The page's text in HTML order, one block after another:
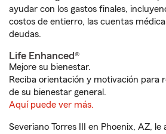
ayudar con los gastos finales,
costos de entierro, las cuentas
deudas.
Life Enhanced®
Mejore su bienestar.
Reciba orientación y motivación para
de su bienestar general.
Aquí puede ver más.
Severiano Torres III en Phoenix, AZ,